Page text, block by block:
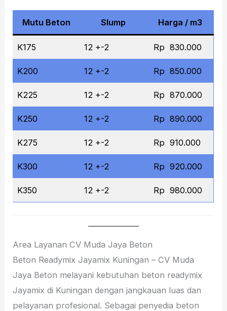
Mutu Beton Slump Harga / m3
K175 12 +-2 Rp 830.000
K200 12 +-2 Rp 850.000
K225 12 +-2 Rp 870.000
K250 12 +-2 Rp 890.000
K275 12 +-2 Rp 910.000
K300 12 +-2 Rp 920.000
K350 12 +-2 Rp 980.000
Area Layanan CV Muda Jaya Beton
Beton Readymix Jayamix Kuningan – CV Muda
Jaya Beton melayani kebutuhan beton readymix
Jayamix di Kuningan dengan jangkauan luas dan
pelayanan profesional. Sebagai penyedia beton